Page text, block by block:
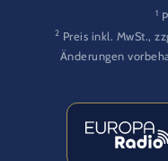
1
2 Preis inkl. MwSt.,
Änderungen